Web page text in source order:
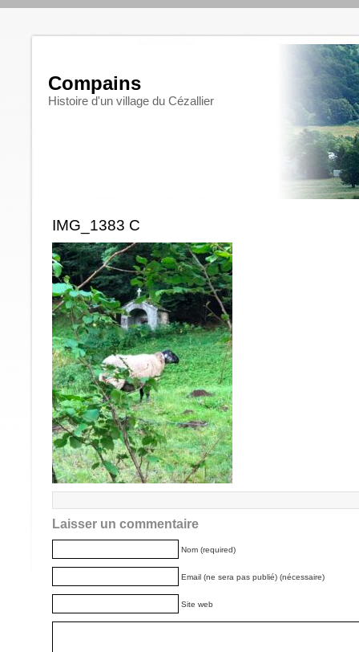
Compains
Histoire d'un village du Cézallier
IMG_1383 C
Laisser un commentaire
Nom (required)
Email (ne sera pas publié) (nécessaire)
Site web